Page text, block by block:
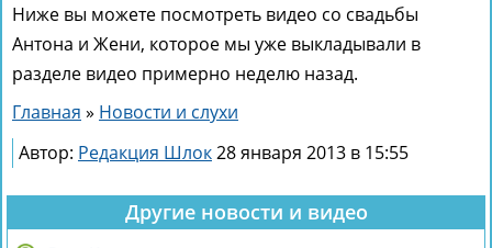
Ниже вы можете посмотреть видео со свадьбы
Антона и Жени, которое мы уже выкладывали в
разделе видео примерно неделю назад.
Главная » Новости и слухи
Автор: Редакция Шлок28 января 2013 в 15:55
Другие новости и видео